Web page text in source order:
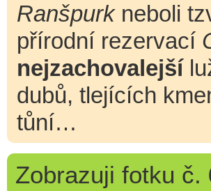
Ranšpurkneboli
přírodní rezervací
nejzachovalejší
dubů, tlejících
tůní…
Zobrazuji fotku č.